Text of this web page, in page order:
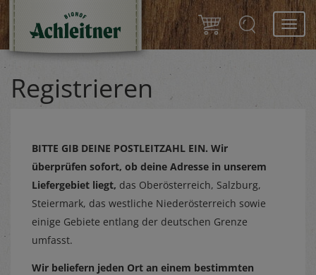
Registrieren
BITTE GIB DEINE POSTLEITZAHL EIN. Wir
überprüfen sofort, ob deine Adresse in unserem
Liefergebiet liegt, das Oberösterreich, Salzburg,
Steiermark, das westliche Niederösterreich sowie
einige Gebiete entlang der deutschen Grenze
umfasst.
Wir beliefern jeden Ort an einem bestimmten